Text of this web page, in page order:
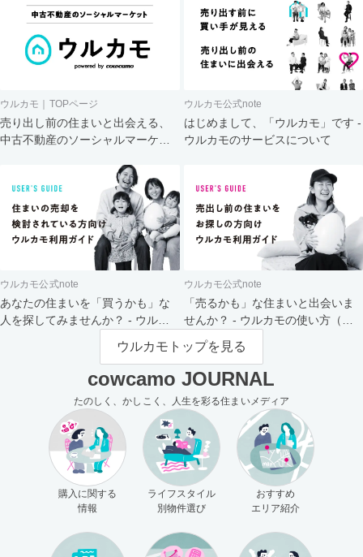
ウルカモ｜TOPページ
売り出し前の住まいと出会える、
中古不動産のソーシャルマーケッ
ウルカモ公式note
はじめまして、「ウルカモ」です -
ウルカモのサービスについて
ウルカモ公式note
あなたの住まいを「買うかも」な
人を探してみませんか？ - ウルカ
ウルカモ公式note
「売るかも」な住まいと出会いま
せんか？ - ウルカモの使い方（買
主さま向け）
ウルカモトップを見る
cowcamo JOURNAL
たのしく、かしこく、人生を彩る住まいメディア
購入に関する
情報
ライフスタイル
別物件選び
おすすめ
エリア紹介